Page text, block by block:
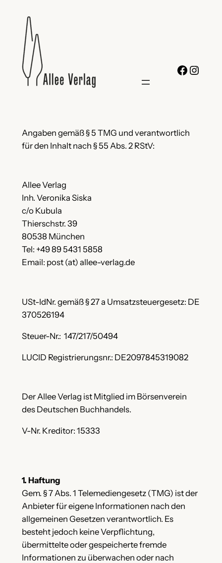
springen
Angaben gemäß § 5 TMG und verantwortlich
für den Inhalt nach § 55 Abs. 2 RStV:
Allee Verlag
Inh. Veronika Siska
c/o Kubula
Thierschstr. 39
80538 München
Tel: +49 89 5431 5858
Email: post (at) allee-verlag.de
USt-IdNr. gemäß § 27 a Umsatzsteuergesetz: DE
370526194
Steuer-Nr.: 147/217/50494
LUCID Registrierungsnr.: DE2097845319082
Der Allee Verlag ist Mitglied im Börsenverein
des Deutschen Buchhandels.
V-Nr. Kreditor: 15333
1. Haftung
Gem. § 7 Abs. 1 Telemediengesetz (TMG) ist der
Anbieter für eigene Informationen nach den
allgemeinen Gesetzen verantwortlich. Es
besteht jedoch keine Verpflichtung,
übermittelte oder gespeicherte fremde
Informationen zu überwachen oder nach